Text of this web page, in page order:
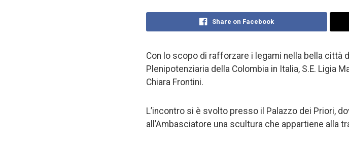
Share on Facebook
Con lo scopo di rafforzare i legami nella bella città
Plenipotenziaria della Colombia in Italia, S.E. Ligia
Chiara Frontini.
L’incontro si è svolto presso il Palazzo dei Priori,
all’Ambasciatore una scultura che appartiene alla